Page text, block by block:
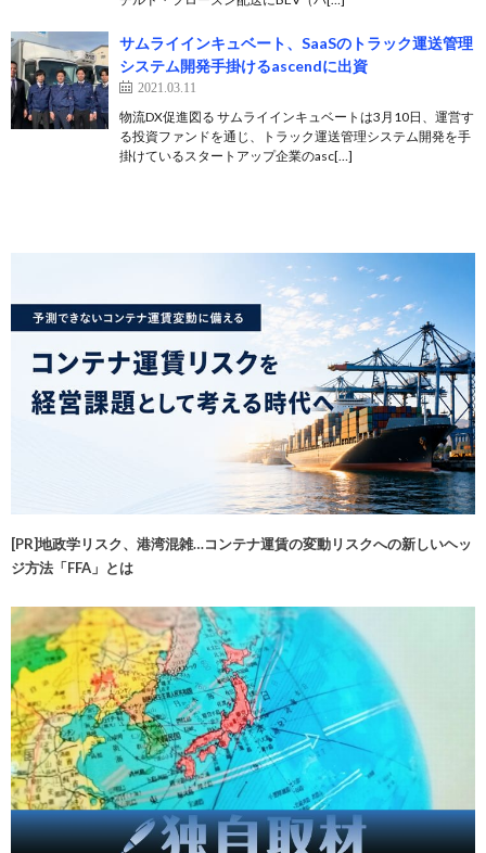
サムライインキュベート、SaaSのトラック運送管理
システム開発手掛けるascendに出資
2021.03.11
物流DX促進図る サムライインキュベートは3月10日、運営す
る投資ファンドを通じ、トラック運送管理システム開発を手
掛けているスタートアップ企業のasc[…]
[PR]地政学リスク、港湾混雑…コンテナ運賃の変動リスクへの新しいヘッ
ジ方法「FFA」とは